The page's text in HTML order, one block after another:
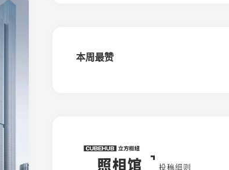
桦
南
本周最赞